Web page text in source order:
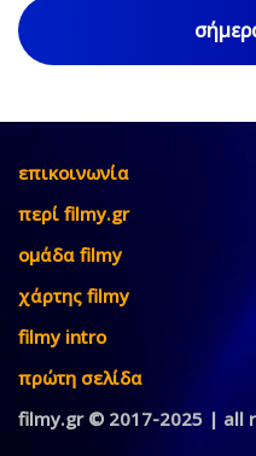
επικοινωνία
περί filmy.gr
ομάδα filmy
χάρτης filmy
filmy intro
πρώτη σελίδα
filmy.gr © 2017-2025 | all